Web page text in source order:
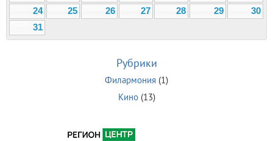
24
25 26 27 28 29
30
31
Рубрики
Филармония (1)
Кино(13)